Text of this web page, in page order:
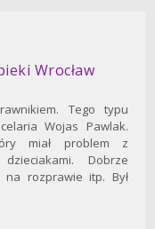
Wrocław
Tego typu
Wojas Pawlak.
miał problem z
Dobrze
na rozprawie itp. Był